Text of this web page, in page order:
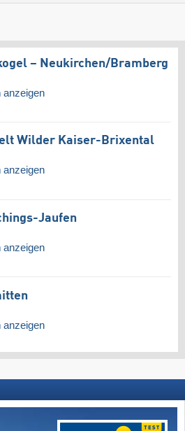
– Neukirchen/​Bramberg
Wilder Kaiser-Brixental
Jaufen